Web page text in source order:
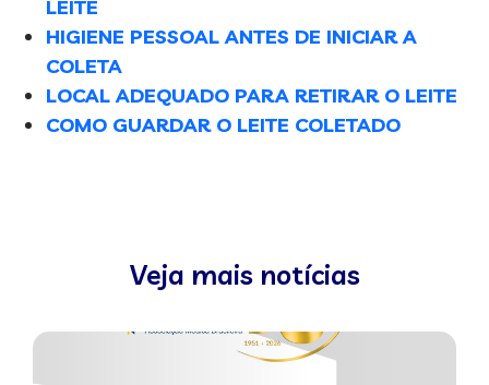
LEITE
HIGIENE PESSOAL ANTES DE INICIAR A
COLETA
LOCAL ADEQUADO PARA RETIRAR O LEITE
COMO GUARDAR O LEITE COLETADO
Veja mais notícias